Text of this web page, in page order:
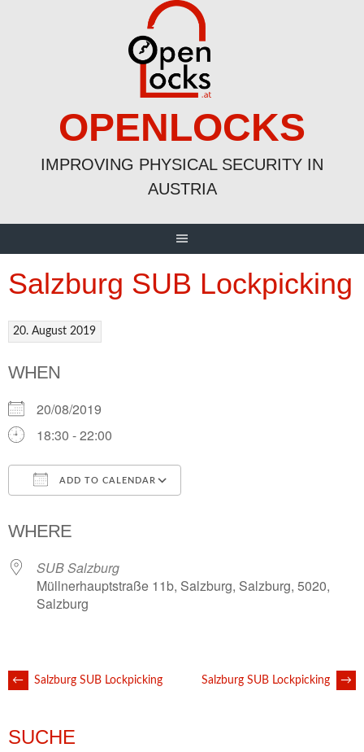
OPENLOCKS
IMPROVING PHYSICAL SECURITY IN
AUSTRIA
Salzburg SUB Lockpicking
20. August 2019
WHEN
20/08/2019
18:30 - 22:00
ADD TO CALENDAR
WHERE
SUB Salzburg
Müllnerhauptstraße 11b, Salzburg, Salzburg, 5020,
Salzburg
POST
NAVIGATION
← Salzburg SUB Lockpicking Salzburg SUB Lockpicking →
SUCHE